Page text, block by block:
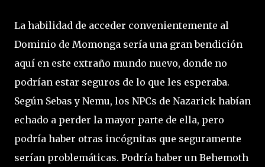
La habilidad de acceder convenientemente al
Dominio de Momonga sería una gran bendición
aquí en este extraño mundo nuevo, donde no
podrían estar seguros de lo que les esperaba.
Según Sebas y Nemu, los NPCs de Nazarick habían
echado a perder la mayor parte de ella, pero
podría haber otras incógnitas que seguramente
serían problemáticas. Podría haber un Behemoth